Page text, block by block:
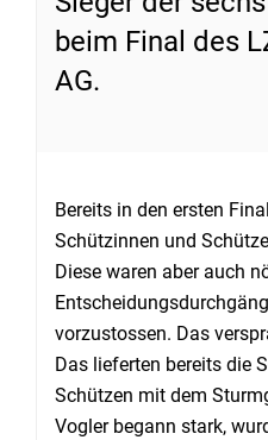
beim Final des
AG.
Bereits in den ersten
Schützinnen und
Diese waren aber auch
vorzustossen. Das
Das lieferten bereits die
Schützen mit dem
Vogler begann stark,